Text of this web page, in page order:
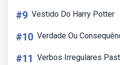
#9 Vestido Do Harry Potter
#10 Verdade Ou
#11 Verbos Irregulares